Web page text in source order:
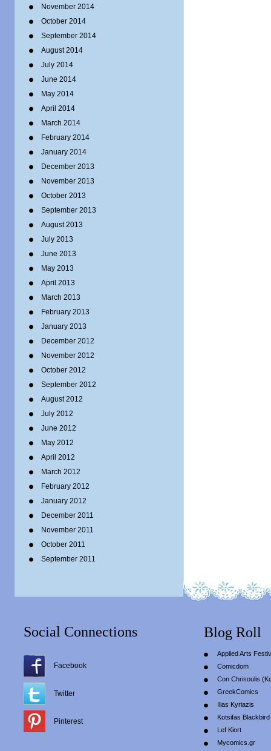
November 2014
October 2014
September 2014
August 2014
July 2014
June 2014
May 2014
April 2014
March 2014
February 2014
January 2014
December 2013
November 2013
October 2013
September 2013
August 2013
July 2013
June 2013
May 2013
April 2013
March 2013
February 2013
January 2013
December 2012
November 2012
October 2012
September 2012
August 2012
July 2012
June 2012
May 2012
April 2012
March 2012
February 2012
January 2012
December 2011
November 2011
October 2011
September 2011
Social Connections
Facebook
Twitter
Pinterest
Blog Roll
Applied Arts
Comicdom
Con Chrisoulis
GreekComics
Ilias Kyriazis
Kotsifas Blackbird
Lef Kiort
Mycomics.gr